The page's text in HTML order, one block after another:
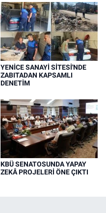
YENİCE SANAYİ SİTESİ'NDE
ZABITADAN KAPSAMLI
DENETİM
KBÜ SENATOSUNDA YAPAY
ZEKÂ PROJELERİ ÖNE ÇIKTI